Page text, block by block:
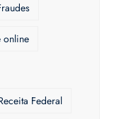
online
Federal